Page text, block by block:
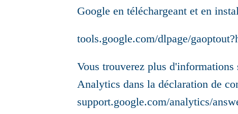
Google en téléchargeant et en
tools.google.com/dlpage/
Vous trouverez plus
Analytics dans la déclaration de
support.google.com/analytics/